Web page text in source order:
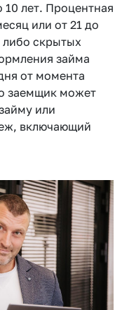
лет. Процентная
или от 21 до
либо скрытых
займа
от момента
заемщик может
или
включающий